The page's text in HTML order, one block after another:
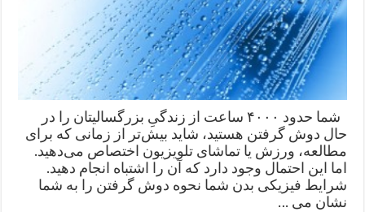
شما حدود ۴۰۰۰ ساعت‌ از زندگیِ بزرگسالیتان را در
حال دوش گرفتن هستید، شاید بیش‌تر از زمانی که برای
مطالعه، ورزش یا تماشای تلویزیون اختصاص می‌دهید.
اما این احتمال وجود دارد که آن را اشتباه انجام دهید.
شرایط فیزیکی بدن شما نحوه دوش گرفتن را به شما
نشان می …